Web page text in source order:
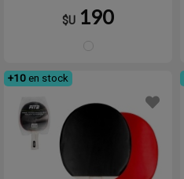
$U 190
+10 en stock